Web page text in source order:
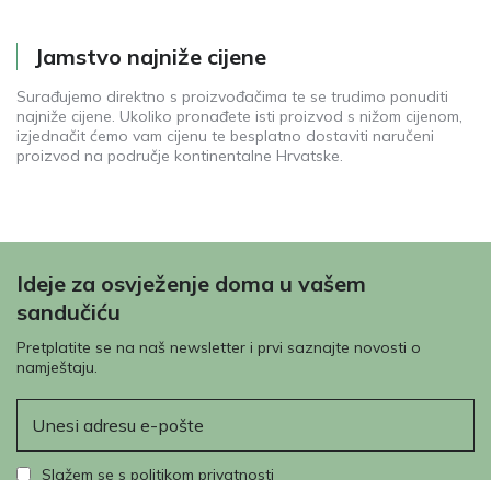
Jamstvo najniže cijene
Surađujemo direktno s proizvođačima te se trudimo ponuditi
najniže cijene. Ukoliko pronađete isti proizvod s nižom cijenom,
izjednačit ćemo vam cijenu te besplatno dostaviti naručeni
proizvod na područje kontinentalne Hrvatske.
Ideje za osvježenje doma u vašem
sandučiću
Pretplatite se na naš newsletter i prvi saznajte novosti o
namještaju.
Slažem se s politikom privatnosti